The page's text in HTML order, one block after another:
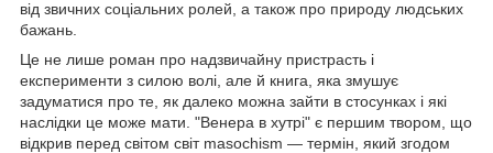
від звичних соціальних ролей, а також про природу людських
бажань.
Це не лише роман про надзвичайну пристрасть і
експерименти з силою волі, але й книга, яка змушує
задуматися про те, як далеко можна зайти в стосунках і які
наслідки це може мати. "Венера в хутрі" є першим твором, що
відкрив перед світом світ masochism — термін, який згодом